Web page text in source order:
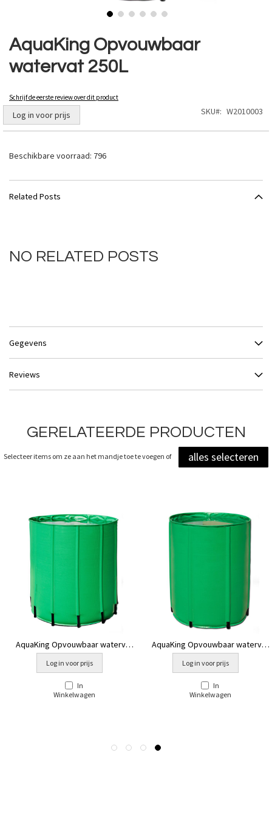
AquaKing Opvouwbaar
watervat 250L
Schrijf de eerste review over dit product
Log in voor prijs SKU W2010003
Beschikbare voorraad: 796
naar
het
begin
van
afbeeldingen-
gallerij
Related Posts
NO RELATED POSTS
Gegevens
Reviews
GERELATEERDE PRODUCTEN
Selecteer items om ze aan het mandje toe te voegen of alles selecteren
AquaKing Opvouwbaar watervat
750L
Log in voor prijs
In
Winkelwagen
AquaKing Opvouwbaar watervat
380L
Log in voor prijs
In
Winkelwagen